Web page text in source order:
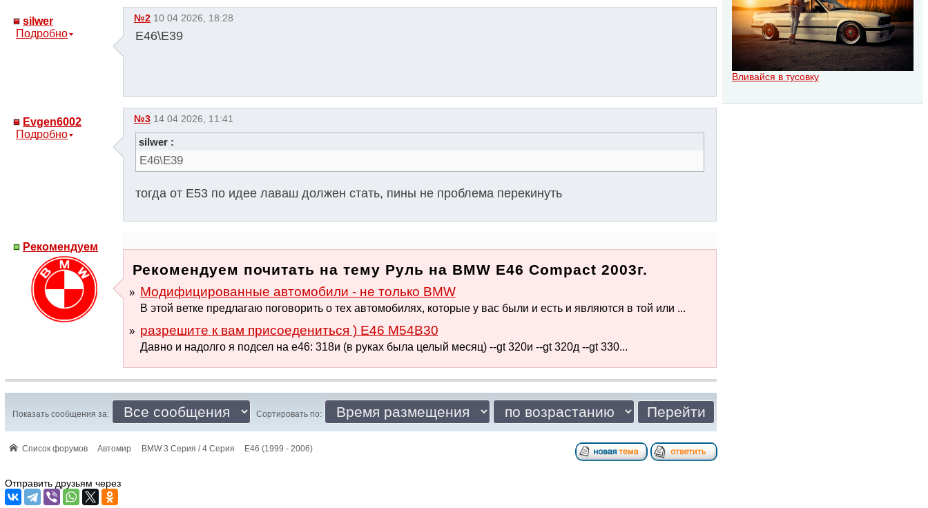
Вливайся в тусовку
silwer
Подробно
№2 10 04 2026, 18:28
E46\E39
Evgen6002
Подробно
№3 14 04 2026, 11:41
silwer :
E46\E39
тогда от Е53 по идее лаваш должен стать, пины не проблема перекинуть
Рекомендуем
Рекомендуем почитать на тему Руль на BMW E46 Compact 2003г.
Модифицированные автомобили - не только BMW
В этой ветке предлагаю поговорить о тех автомобилях, которые у вас были и есть и являются в той или ...
разрешите к вам присоедениться ) E46 M54B30
Давно и надолго я подсел на е46: 318и (в руках была целый месяц) --gt 320и --gt 320д --gt 330...
Показать сообщения за: Сортировать по:
Список форумов Автомир BMW 3 Серия / 4 Серия E46 (1999 - 2006)
Отправить друзьям через